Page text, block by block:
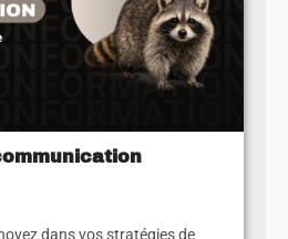
dans vos stratégies de